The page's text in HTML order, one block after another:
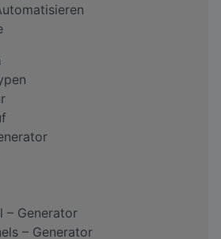
– Generator
– Generator